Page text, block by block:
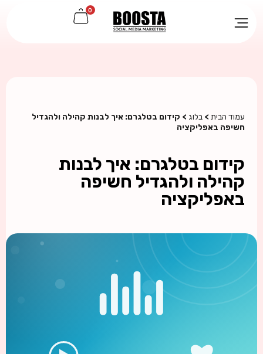
0
עמוד הבית >בלוג > קידום בטלגרם: איך לבנות קהילה ולהגדיל
חשיפה באפליקציה
קידום בטלגרם: איך לבנות
קהילה ולהגדיל חשיפה
באפליקציה